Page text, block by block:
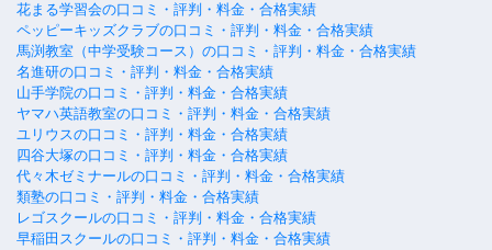
花まる学習会の口コミ・評判・料金・合格実績
ペッピーキッズクラブの口コミ・評判・料金・合格実績
馬渕教室（中学受験コース）の口コミ・評判・料金・合格実績
名進研の口コミ・評判・料金・合格実績
山手学院の口コミ・評判・料金・合格実績
ヤマハ英語教室の口コミ・評判・料金・合格実績
ユリウスの口コミ・評判・料金・合格実績
四谷大塚の口コミ・評判・料金・合格実績
代々木ゼミナールの口コミ・評判・料金・合格実績
類塾の口コミ・評判・料金・合格実績
レゴスクールの口コミ・評判・料金・合格実績
早稲田スクールの口コミ・評判・料金・合格実績